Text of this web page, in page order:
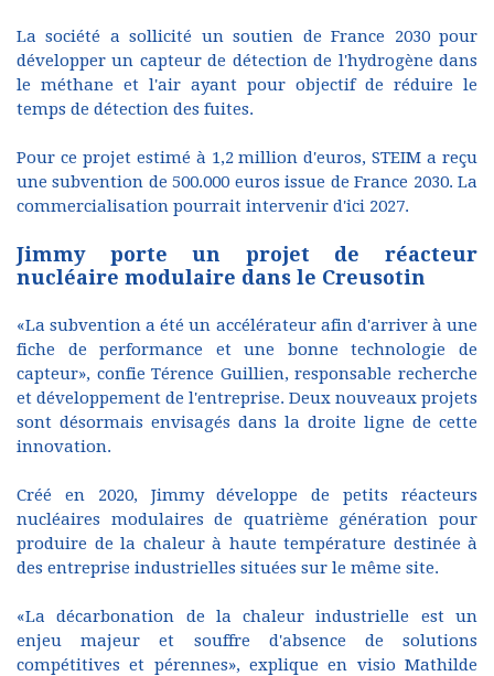
La société a sollicité un soutien de France 2030 pour
développer un capteur de détection de l'hydrogène dans
le méthane et l'air ayant pour objectif de réduire le
temps de détection des fuites.
Pour ce projet estimé à 1,2 million d'euros, STEIM a reçu
une subvention de 500.000 euros issue de France 2030. La
commercialisation pourrait intervenir d'ici 2027.
Jimmy porte un projet de réacteur
nucléaire modulaire dans le Creusotin
«La subvention a été un accélérateur afin d'arriver à une
fiche de performance et une bonne technologie de
capteur», confie Térence Guillien, responsable recherche
et développement de l'entreprise. Deux nouveaux projets
sont désormais envisagés dans la droite ligne de cette
innovation.
Créé en 2020, Jimmy développe de petits réacteurs
nucléaires modulaires de quatrième génération pour
produire de la chaleur à haute température destinée à
des entreprise industrielles situées sur le même site.
«La décarbonation de la chaleur industrielle est un
enjeu majeur et souffre d'absence de solutions
compétitives et pérennes», explique en visio Mathilde